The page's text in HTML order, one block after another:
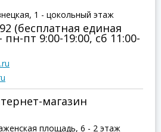
1 - цокольный этаж
(бесплатная единая
пт 9:00-19:00, сб 11:00-
магазин
площадь, 6 - 2 этаж